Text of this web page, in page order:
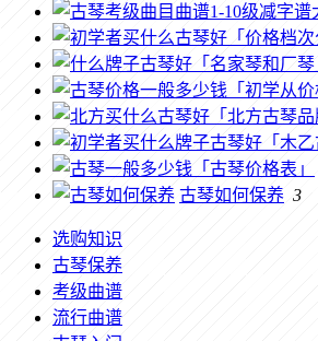
古琴如何保养 3
选购知识
古琴保养
考级曲谱
流行曲谱